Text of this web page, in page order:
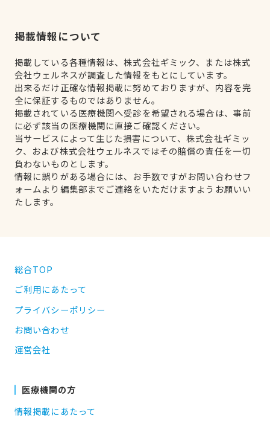
掲載情報について
掲載している各種情報は、株式会社ギミック、または株式
会社ウェルネスが調査した情報をもとにしています。
出来るだけ正確な情報掲載に努めておりますが、内容を完
全に保証するものではありません。
掲載されている医療機関へ受診を希望される場合は、事前
に必ず該当の医療機関に直接ご確認ください。
当サービスによって生じた損害について、株式会社ギミッ
ク、および株式会社ウェルネスではその賠償の責任を一切
負わないものとします。
情報に誤りがある場合には、お手数ですがお問い合わせフ
ォームより編集部までご連絡をいただけますようお願いい
たします。
総合TOP
ご利用にあたって
プライバシーポリシー
お問い合わせ
運営会社
医療機関の方
情報掲載にあたって